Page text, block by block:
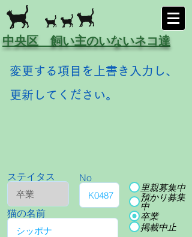
中央区 飼い主のいないネコ達
変更する項目を上書き入力し、
更新してください。
ステイタス No
猫の名前
里親募集中
預かり募集
中
卒業
掲載中止